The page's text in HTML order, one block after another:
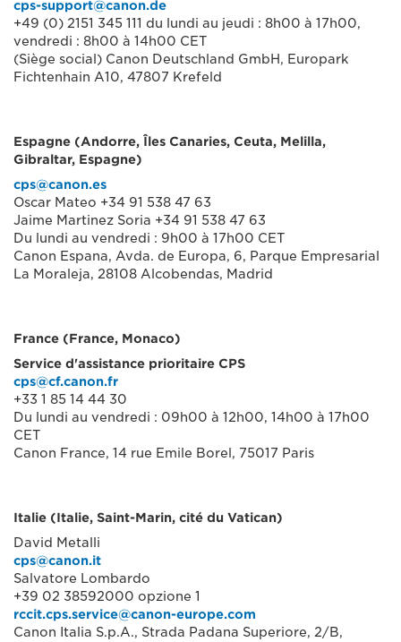
cps-support@canon.de
+49 (0) 2151 345 111 du lundi au jeudi : 8h00 à 17h00,
vendredi : 8h00 à 14h00 CET
(Siège social) Canon Deutschland GmbH, Europark
Fichtenhain A10, 47807 Krefeld
Espagne (Andorre, Îles Canaries, Ceuta, Melilla,
Gibraltar, Espagne)
cps@canon.es
Oscar Mateo +34 91 538 47 63
Jaime Martinez Soria +34 91 538 47 63
Du lundi au vendredi : 9h00 à 17h00 CET
Canon Espana, Avda. de Europa, 6, Parque Empresarial
La Moraleja, 28108 Alcobendas, Madrid
France (France, Monaco)
Service d'assistance prioritaire CPS
cps@cf.canon.fr
+33 1 85 14 44 30
Du lundi au vendredi : 09h00 à 12h00, 14h00 à 17h00
CET
Canon France, 14 rue Emile Borel, 75017 Paris
Italie (Italie, Saint-Marin, cité du Vatican)
David Metalli
cps@canon.it
Salvatore Lombardo
+39 02 38592000 opzione 1
rccit.cps.service@canon-europe.com
Canon Italia S.p.A., Strada Padana Superiore, 2/B,